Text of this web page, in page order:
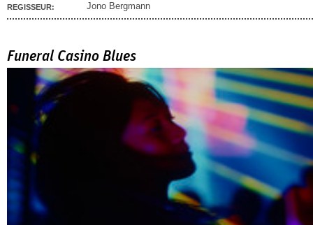
REGISSEUR: Jono Bergmann
Funeral Casino Blues